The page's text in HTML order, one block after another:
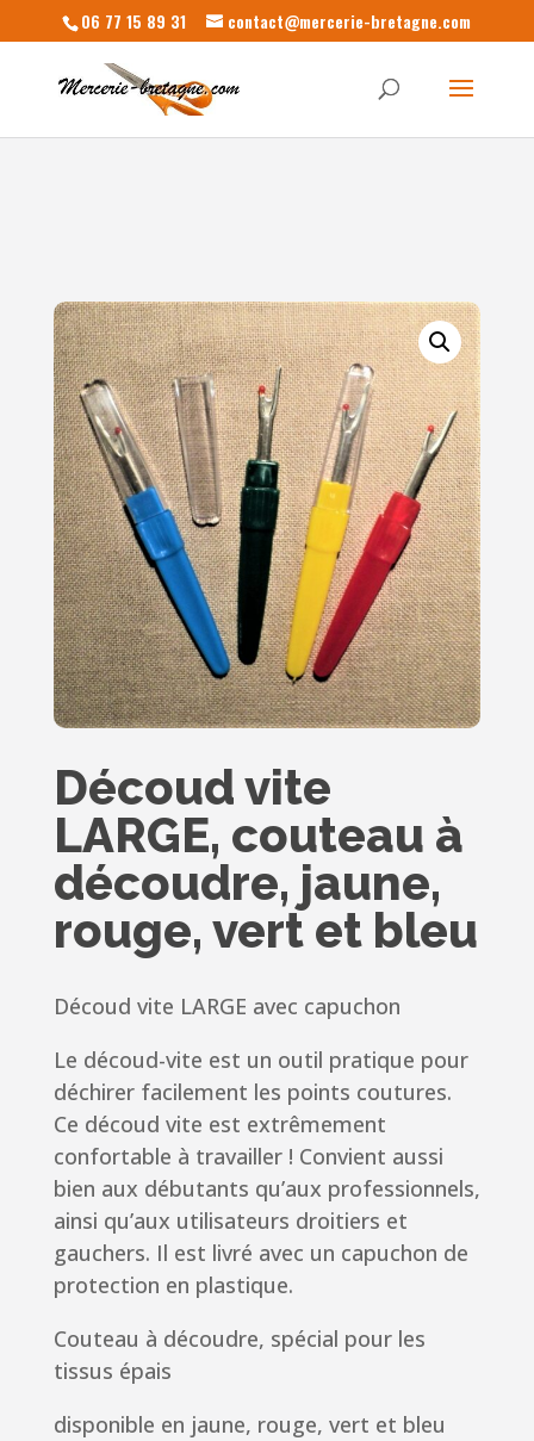
06 77 15 89 31 contact@mercerie-bretagne.com
Découd vite
LARGE, couteau à
découdre, jaune,
rouge, vert et bleu
Découd vite LARGE avec capuchon
Le découd-vite est un outil pratique pour
déchirer facilement les points coutures.
Ce découd vite est extrêmement
confortable à travailler ! Convient aussi
bien aux débutants qu’aux professionnels,
ainsi qu’aux utilisateurs droitiers et
gauchers. Il est livré avec un capuchon de
protection en plastique.
Couteau à découdre, spécial pour les
tissus épais
disponible en jaune, rouge, vert et bleu